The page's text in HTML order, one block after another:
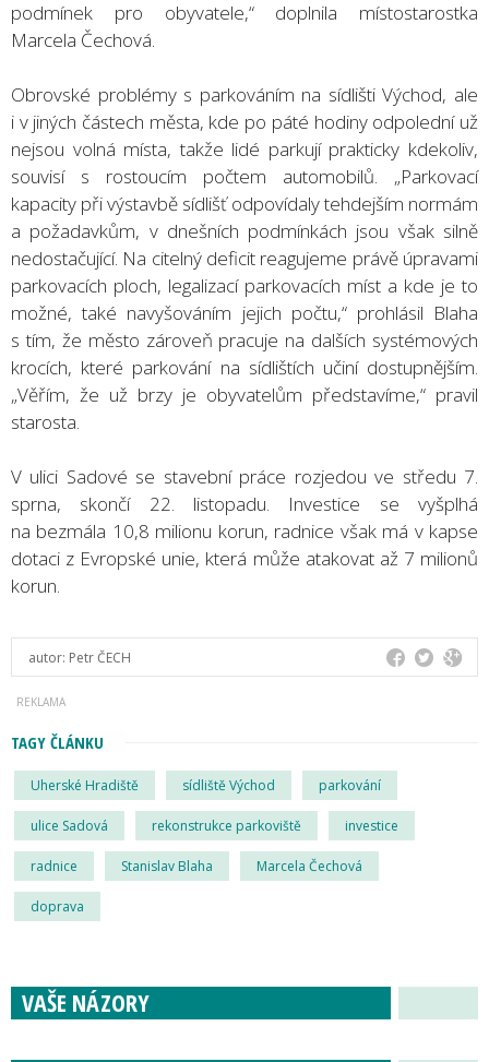
podmínek pro obyvatele,“ doplnila místostarostka
Marcela Čechová.
Obrovské problémy s parkováním na sídlišti Východ, ale
i v jiných částech města, kde po páté hodiny odpolední už
nejsou volná místa, takže lidé parkují prakticky kdekoliv,
souvisí s rostoucím počtem automobilů. „Parkovací
kapacity při výstavbě sídlišť odpovídaly tehdejším normám
a požadavkům, v dnešních podmínkách jsou však silně
nedostačující. Na citelný deficit reagujeme právě úpravami
parkovacích ploch, legalizací parkovacích míst a kde je to
možné, také navyšováním jejich počtu,“ prohlásil Blaha
s tím, že město zároveň pracuje na dalších systémových
krocích, které parkování na sídlištích učiní dostupnějším.
„Věřím, že už brzy je obyvatelům představíme,“ pravil
starosta.
V ulici Sadové se stavební práce rozjedou ve středu 7.
sprna, skončí 22. listopadu. Investice se vyšplhá
na bezmála 10,8 milionu korun, radnice však má v kapse
dotaci z Evropské unie, která může atakovat až 7 milionů
korun.
autor: Petr ČECH
TAGY ČLÁNKU
Uherské Hradiště sídliště Východ parkování
ulice Sadová rekonstrukce parkoviště investice
radnice Stanislav Blaha Marcela Čechová
doprava
VAŠE NÁZORY